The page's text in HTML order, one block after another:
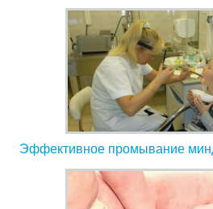
Эффективное промывание